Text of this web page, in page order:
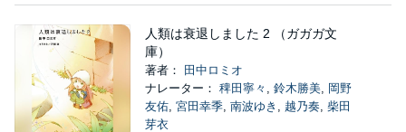
人類は衰退しました 2 （ガガガ文
庫）
著者：
田中ロミオ
ナレーター： 稗田寧々 , 鈴木勝美, 岡野
友佑, 宮田幸季, 南波ゆき , 越乃奏, 柴田
芽衣